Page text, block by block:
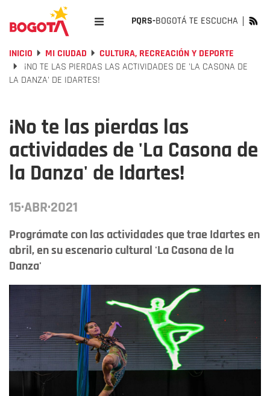
PQRS-BOGOTÁ TE ESCUCHA
INICIO MI CIUDAD
CULTURA, RECREACIÓN Y DEPORTE
¡NO TE LAS PIERDAS LAS ACTIVIDADES DE 'LA CASONA DE
LA DANZA' DE IDARTES!
¡No te las pierdas las
actividades de 'La Casona de
la Danza' de Idartes!
15·ABR·2021
Prográmate con las actividades que trae Idartes en
abril, en su escenario cultural 'La Casona de la
Danza'